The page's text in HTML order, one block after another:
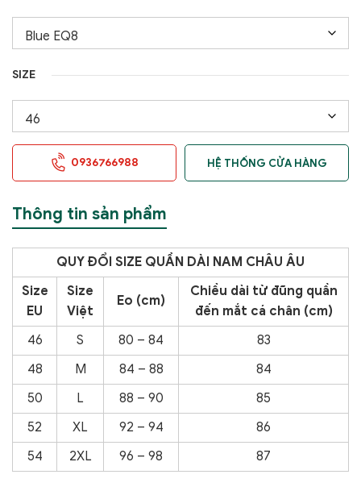
SIZE
0936766988 HỆ THỐNG CỬA HÀNG
Thông tin sản phẩm
QUY ĐỔI SIZE QUẦN DÀI NAM CHÂU ÂU
Size
EU
Size
Việt
Eo (cm)
Chiều dài từ đũng quần
đến mắt cá chân (cm)
46
S 80 – 84
83
48
M 84 – 88
84
50
L 88 – 90
85
52
XL 92 – 94
86
54
2XL 96 – 98 87